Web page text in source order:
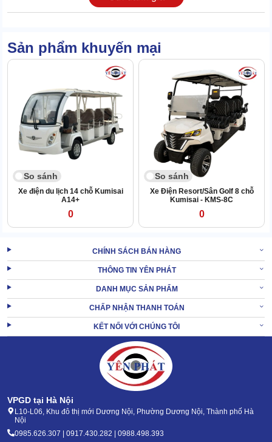
Sản phẩm khuyến mại
So sánh
Xe điện du lịch 14 chỗ Kumisai
A14+
0
So sánh
Xe Điện Resort/Sân Golf 8 chỗ
Kumisai - KMS-8C
0
CHÍNH SÁCH BÁN HÀNG
THÔNG TIN YÊN PHÁT
DANH MỤC SẢN PHẨM
CHẤP NHẬN THANH TOÁN
KẾT NỐI VỚI CHÚNG TÔI
VPGD tại Hà Nội
L10-L06, Khu đô thị mới Dương Nội, Phường Dương Nội, Thành phố Hà
Nội
0985.626.307 | 0917.430.282 | 0988.498.393